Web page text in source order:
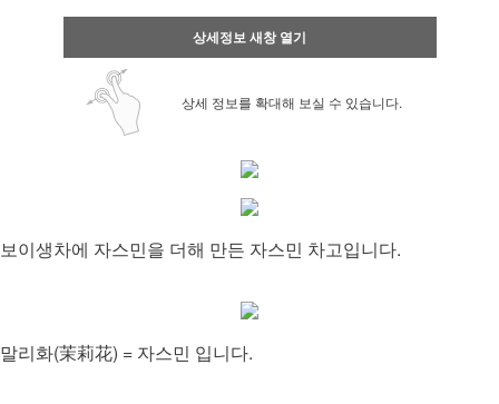
상세정보 새창 열기
상세 정보를 확대해 보실 수 있습니다.
보이생차에 자스민을 더해 만든 자스민 차고입니다.
말리화(茉莉花) = 자스민 입니다.